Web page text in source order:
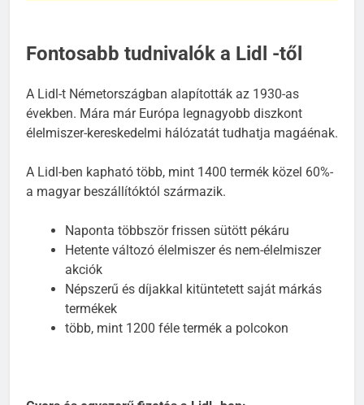
Fontosabb tudnivalók a Lidl -től
A Lidl-t Németországban alapították az 1930-as
években. Mára már Európa legnagyobb diszkont
élelmiszer-kereskedelmi hálózatát tudhatja magáénak.
A Lidl-ben kapható több, mint 1400 termék közel 60%-
a magyar beszállítóktól származik.
Naponta többször frissen sütött pékáru
Hetente változó élelmiszer és nem-élelmiszer
akciók
Népszerű és díjakkal kitüntetett saját márkás
termékek
több, mint 1200 féle termék a polcokon